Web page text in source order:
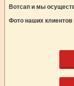
Вотсап и мы
Фото наших